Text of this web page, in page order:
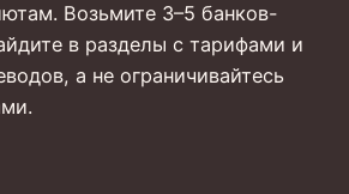
Возьмите 3–5 банков-
в разделы с тарифами и
а не ограничивайтесь